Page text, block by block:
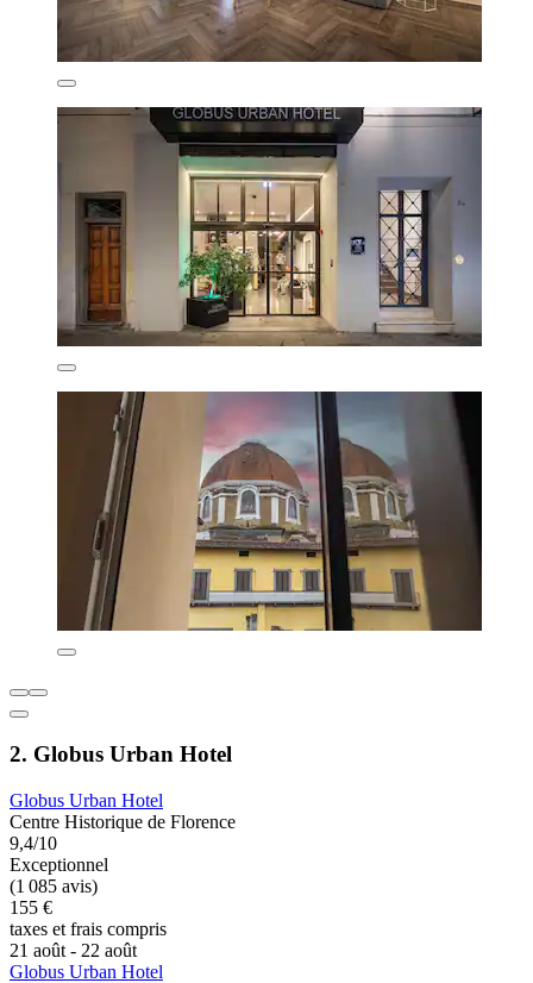
2. Globus Urban Hotel
Globus Urban Hotel
Centre Historique de Florence
9,4/10
Exceptionnel
(1 085 avis)
155 €
taxes et frais compris
21 août - 22 août
Globus Urban Hotel